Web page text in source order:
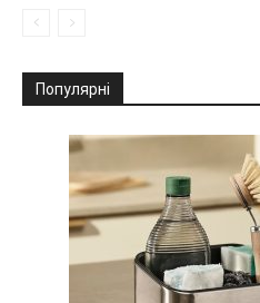
Популярні